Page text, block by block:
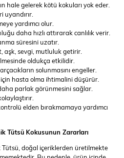
hale gelerek kötü kokuları yok eder.
uyandırır.
yardımcı olur.
daha hızlı attırarak canlılık verir.
süresini uzatır.
aşk, sevgi, mutluluk getirir.
oldukça etkilidir.
solunmasını engeller.
için hasta olma ihtimalini düşürür.
parlak görünmesini sağlar.
elden bırakmamaya yardımcı
Tütsü Kokusunun Zararları
doğal içeriklerden üretilmekte